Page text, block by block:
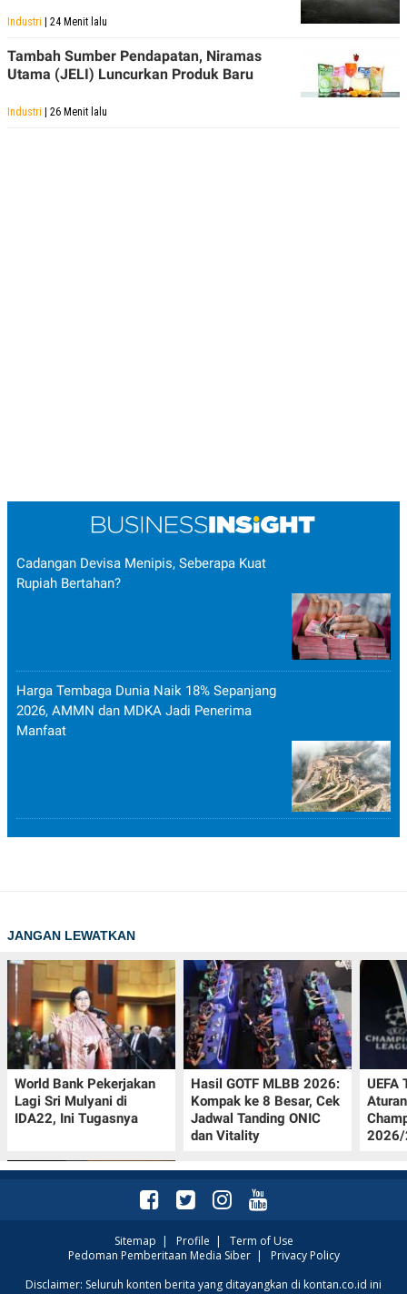
Industri | 24 Menit lalu
Tambah Sumber Pendapatan, Niramas
Utama (JELI) Luncurkan Produk Baru
Industri | 26 Menit lalu
Cadangan Devisa Menipis, Seberapa Kuat
Rupiah Bertahan?
Harga Tembaga Dunia Naik 18% Sepanjang
2026, AMMN dan MDKA Jadi Penerima
Manfaat
JANGAN LEWATKAN
World Bank Pekerjakan
Lagi Sri Mulyani di
IDA22, Ini Tugasnya
Hasil GOTF MLBB 2026:
Kompak ke 8 Besar, Cek
Jadwal Tanding ONIC
dan Vitality
UEFA
2026/
Jadwal Persija vs Arema
Sitemap | Profile | Term of Use
Pedoman Pemberitaan Media Siber| Privacy Policy
Disclaimer: Seluruh konten berita yang ditayangkan di kontan.co.id ini